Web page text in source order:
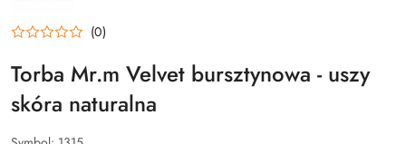
(0)
Torba Mr.m Velvet bursztynowa - uszy
skóra naturalna